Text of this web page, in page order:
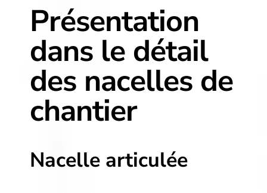
Présentation
dans le détail
des nacelles de
chantier
Nacelle articulée